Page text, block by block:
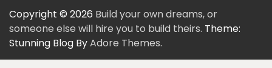
Copyright © 2026 Build your own dreams, or
someone else will hire you to build theirs. Theme:
Stunning Blog ByAdore Themes.